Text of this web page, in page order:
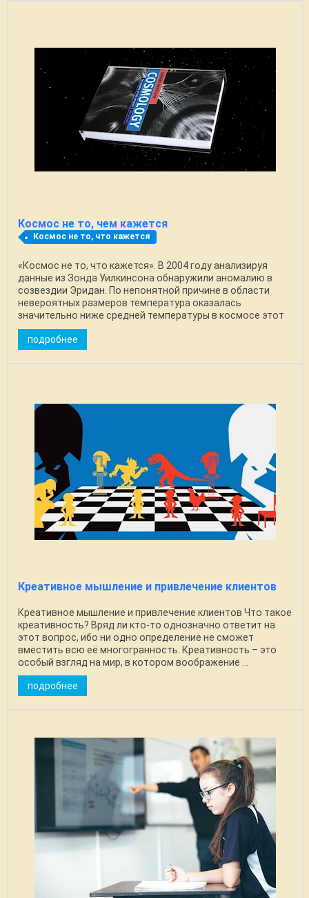
Космос не то, чем кажется
Космос не то, что кажется
«Космос не то, что кажется». В 2004 году анализируя
данные из Зонда Уилкинсона обнаружили аномалию в
созвездии Эридан. По непонятной причине в области
невероятных размеров температура оказалась
значительно ниже средней температуры в космосе этот
...
подробнее
Креативное мышление и привлечение клиентов
Креативное мышление и привлечение клиентов Что такое
креативность? Вряд ли кто-то однозначно ответит на
этот вопрос, ибо ни одно определение не сможет
вместить всю её многогранность. Креативность – это
особый взгляд на мир, в котором воображение ...
подробнее